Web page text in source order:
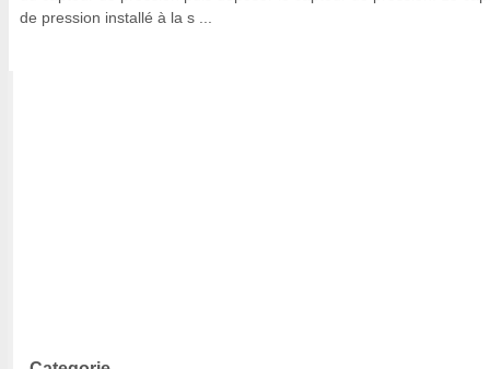
de pression installé à la s ...